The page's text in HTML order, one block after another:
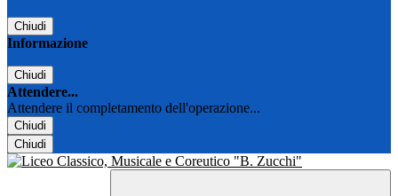
Chiudi
Informazione
Chiudi
Attendere...
Attendere il completamento dell'operazione...
Chiudi
Chiudi